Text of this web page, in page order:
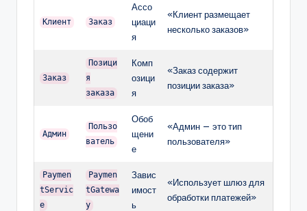
Клиент Заказ
Ассо
циаци
я
«Клиент размещает
несколько заказов»
Заказ
Позици
я
заказа
Комп
озици
я
«Заказ содержит
позиции заказа»
Админ
Пользо
ватель
Обоб
щени
е
«Админ — это тип
пользователя»
Paymen
tServic
e
Paymen
tGatewa
y
Завис
имост
ь
«Использует шлюз для
обработки платежей»